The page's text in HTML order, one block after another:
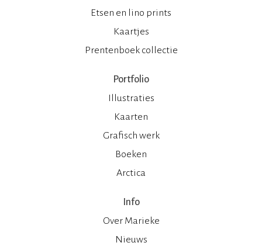
Etsen en lino prints
Kaartjes
Prentenboek collectie
Portfolio
Illustraties
Kaarten
Grafisch werk
Boeken
Arctica
Info
Over Marieke
Nieuws